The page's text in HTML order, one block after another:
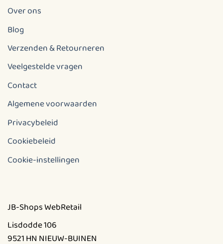
Over ons
Blog
Verzenden & Retourneren
Veelgestelde vragen
Contact
Algemene voorwaarden
Privacybeleid
Cookiebeleid
Cookie-instellingen
JB-Shops WebRetail
Lisdodde 106
9521 HN NIEUW-BUINEN